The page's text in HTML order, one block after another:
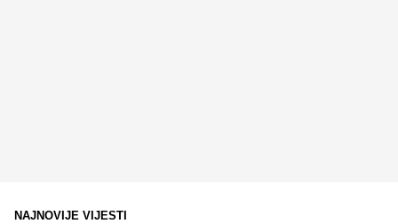
NAJNOVIJE VIJESTI